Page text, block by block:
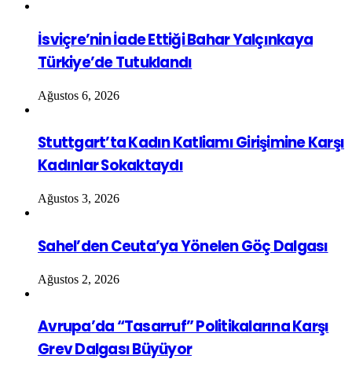
İsviçre’nin İade Ettiği Bahar Yalçınkaya
Türkiye’de Tutuklandı
Ağustos 6, 2026
Stuttgart’ta Kadın Katliamı Girişimine Karşı
Kadınlar Sokaktaydı
Ağustos 3, 2026
Sahel’den Ceuta’ya Yönelen Göç Dalgası
Ağustos 2, 2026
Avrupa’da “Tasarruf” Politikalarına Karşı
Grev Dalgası Büyüyor